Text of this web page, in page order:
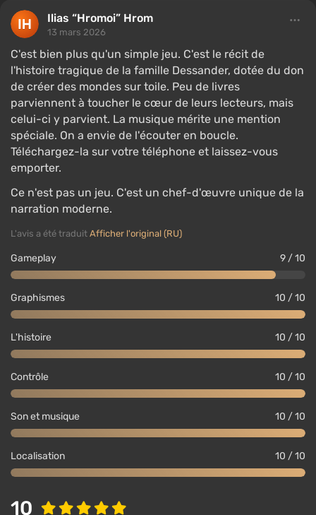
Ilias “Hromoi” Hrom
13 mars 2026
C'est bien plus qu'un simple jeu. C'est le récit de
l'histoire tragique de la famille Dessander, dotée du don
de créer des mondes sur toile. Peu de livres
parviennent à toucher le cœur de leurs lecteurs, mais
celui-ci y parvient. La musique mérite une mention
spéciale. On a envie de l'écouter en boucle.
Téléchargez-la sur votre téléphone et laissez-vous
emporter.
Ce n'est pas un jeu. C'est un chef-d'œuvre unique de la
narration moderne.
L'avis a été traduit Afficher l'original (RU)
Gameplay 9 / 10
Graphismes 10 / 10
L'histoire 10 / 10
Contrôle 10 / 10
Son et musique 10 / 10
Localisation 10 / 10
10